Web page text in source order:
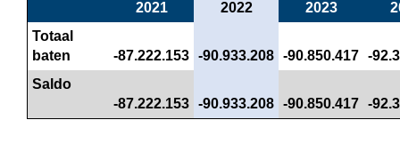
2021
2022 2023
Totaal
baten
-87.222.153 -90.933.208 -90.850.417 -
Saldo
-87.222.153 -90.933.208 -90.850.417 -